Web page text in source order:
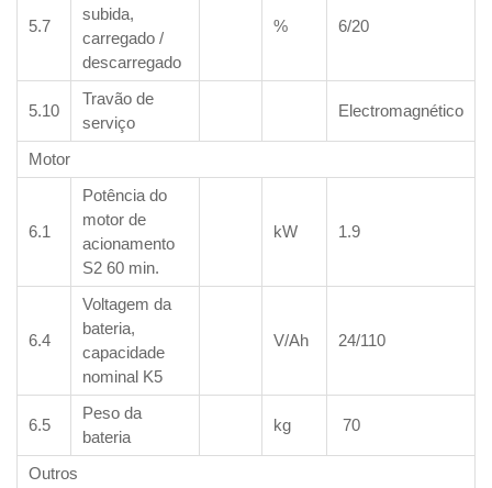
5.7
subida,
carregado /
descarregado
% 6/20
5.10
Travão de
serviço
Electromagnético
Motor
6.1
Potência do
motor de
acionamento
S2 60 min.
kW 1.9
6.4
Voltagem da
bateria,
capacidade
nominal K5
V/Ah 24/110
6.5
Peso da
bateria
kg 70
Outros